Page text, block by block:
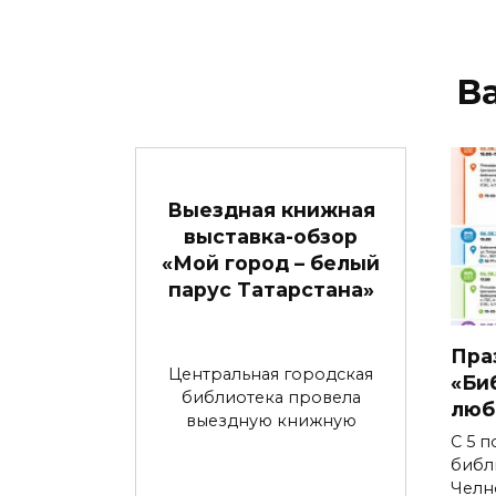
Выездная книжная
выставка-обзор
«Мой город – белый
парус Татарстана»
Центральная городская
библиотека провела
выездную книжную
С 5